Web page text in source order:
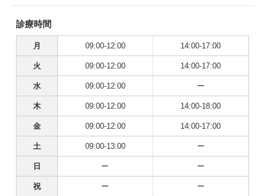
診療時間
月 09:00-12:00 14:00-17:00
火 09:00-12:00 14:00-17:00
水 09:00-12:00 ー
木 09:00-12:00 14:00-18:00
金 09:00-12:00 14:00-17:00
土 09:00-13:00 ー
日 ー ー
祝 ー ー